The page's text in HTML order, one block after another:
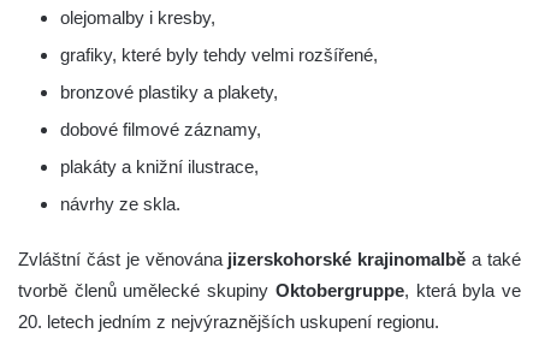
olejomalby i kresby,
grafiky, které byly tehdy velmi rozšířené,
bronzové plastiky a plakety,
dobové filmové záznamy,
plakáty a knižní ilustrace,
návrhy ze skla.
Zvláštní část je věnována jizerskohorské krajinomalbě a také
tvorbě členů umělecké skupiny Oktobergruppe, která byla ve
20. letech jedním z nejvýraznějších uskupení regionu.